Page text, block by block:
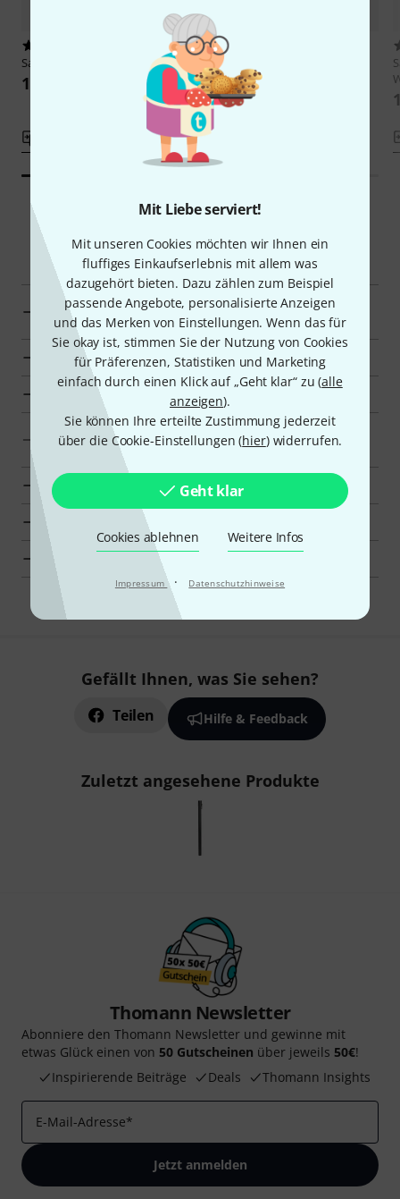
Mit Liebe serviert!
Mit unseren Cookies möchten wir Ihnen ein
fluffiges Einkaufserlebnis mit allem was
dazugehört bieten. Dazu zählen zum Beispiel
passende Angebote, personalisierte Anzeigen
und das Merken von Einstellungen. Wenn das für
Sie okay ist, stimmen Sie der Nutzung von Cookies
für Präferenzen, Statistiken und Marketing
einfach durch einen Klick auf „Geht klar“ zu (alle
anzeigen).
Sie können Ihre erteilte Zustimmung jederzeit
über die Cookie-Einstellungen (hier) widerrufen.
Geht klar
Cookies ablehnen Weitere Infos
Impressum · Datenschutzhinweise
Sandner Case for Soprano, Black
17,90 €
Sandner
Black
19,90 €
Smart Navigator
Sandner Etuis für sonstige Blasinstrumente zur
Übersicht
Zur Kategorie Etuis für sonstige Blasinstrumente
Zur Kategorie Etuis für Blasinstrumente
Zur Kategorie Ständer, Zubehör und Ersatzteile für
Blasinstrumente
Zur Kategorie Blasinstrumente
Detaillierte Herstellerinfos für Sandner
Sandner Blasinstrumente zur Übersicht
Gefällt Ihnen, was Sie sehen?
Teilen Hilfe & Feedback
Zuletzt angesehene Produkte
Thomann Newsletter
Abonniere den Thomann Newsletter und gewinne mit
etwas Glück einen von 50 Gutscheinen über jeweils 50€!
Inspirierende Beiträge
Deals Thomann Insights
E-Mail-Adresse*
Jetzt anmelden